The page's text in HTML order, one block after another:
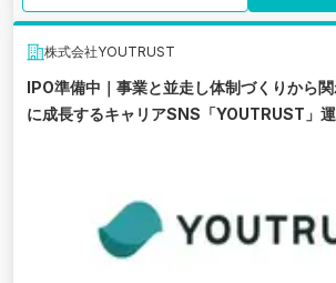
株式会社YOUTRUST
IPO準備中｜事業と並走し体制づくりから
に成長するキャリアSNS「YOUTRUST」